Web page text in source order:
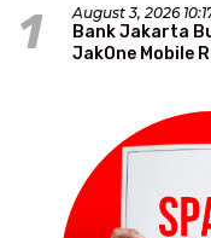
1 August 3, 2026
Bank Jakarta
JakOne Mobile